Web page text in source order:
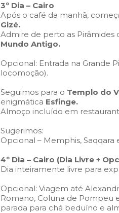
3º Dia – Cairo
Após o café da manhã,
Gizé.
Admire de perto as Pirâmides
Mundo Antigo.
Opcional: Entrada na Grande
locomoção).
Seguimos para o Templo do
enigmática Esfinge.
Almoço incluído em
Sugerimos:
Opcional – Memphis,
4º Dia – Cairo (Dia Livre +
Dia inteiramente livre para
Opcional: Viagem até
Romano, Coluna de Pompeu
parada para chá beduíno e